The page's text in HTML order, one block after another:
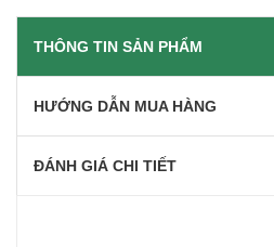
THÔNG TIN SẢN PHẨM
HƯỚNG DẪN MUA HÀNG
ĐÁNH GIÁ CHI TIẾT